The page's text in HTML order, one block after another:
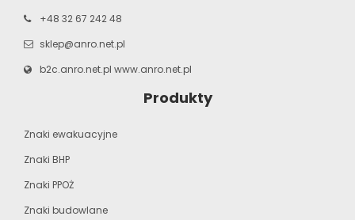
+48 32 67 242 48
sklep@anro.net.pl
b2c.anro.net.pl www.anro.net.pl
Produkty
Znaki ewakuacyjne
Znaki BHP
Znaki PPOŻ
Znaki budowlane